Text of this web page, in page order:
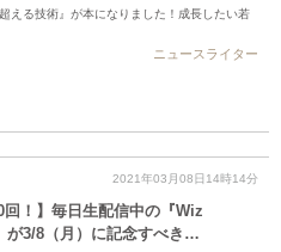
える技術』が本になりました！成長したい若
ニュースライター
2021年03月08日14時14分
回！】毎日生配信中の『Wiz
が3/8（月）に記念すべき…